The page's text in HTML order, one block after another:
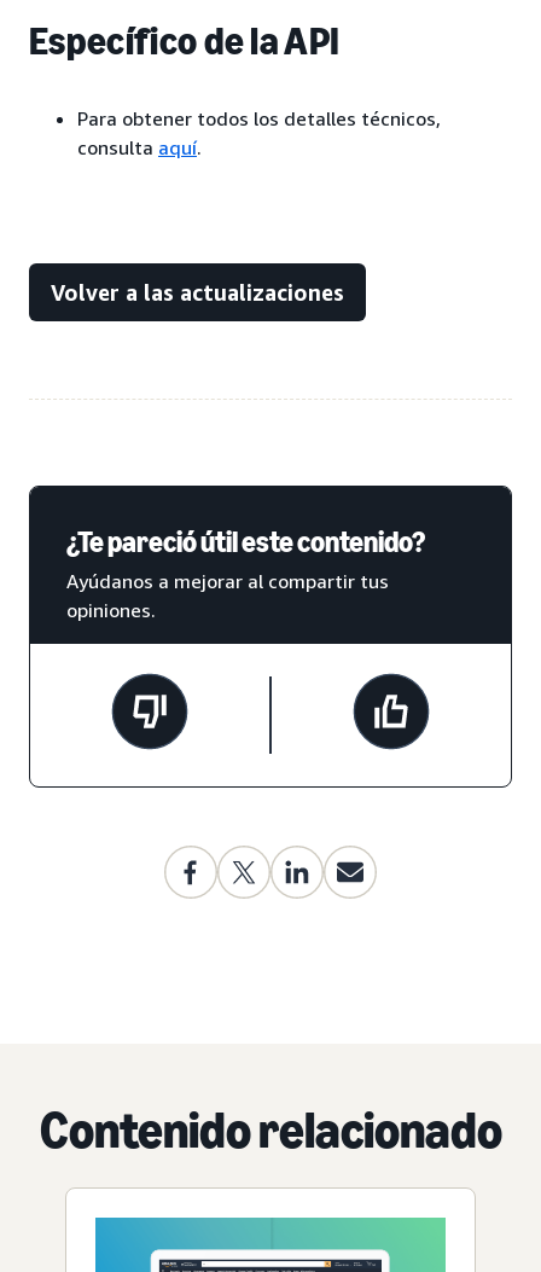
Específico de la API
Para obtener todos los detalles técnicos,
consulta aquí.
Volver a las actualizaciones
¿Te pareció útil este contenido?
Ayúdanos a mejorar al compartir tus
opiniones.
Contenido relacionado